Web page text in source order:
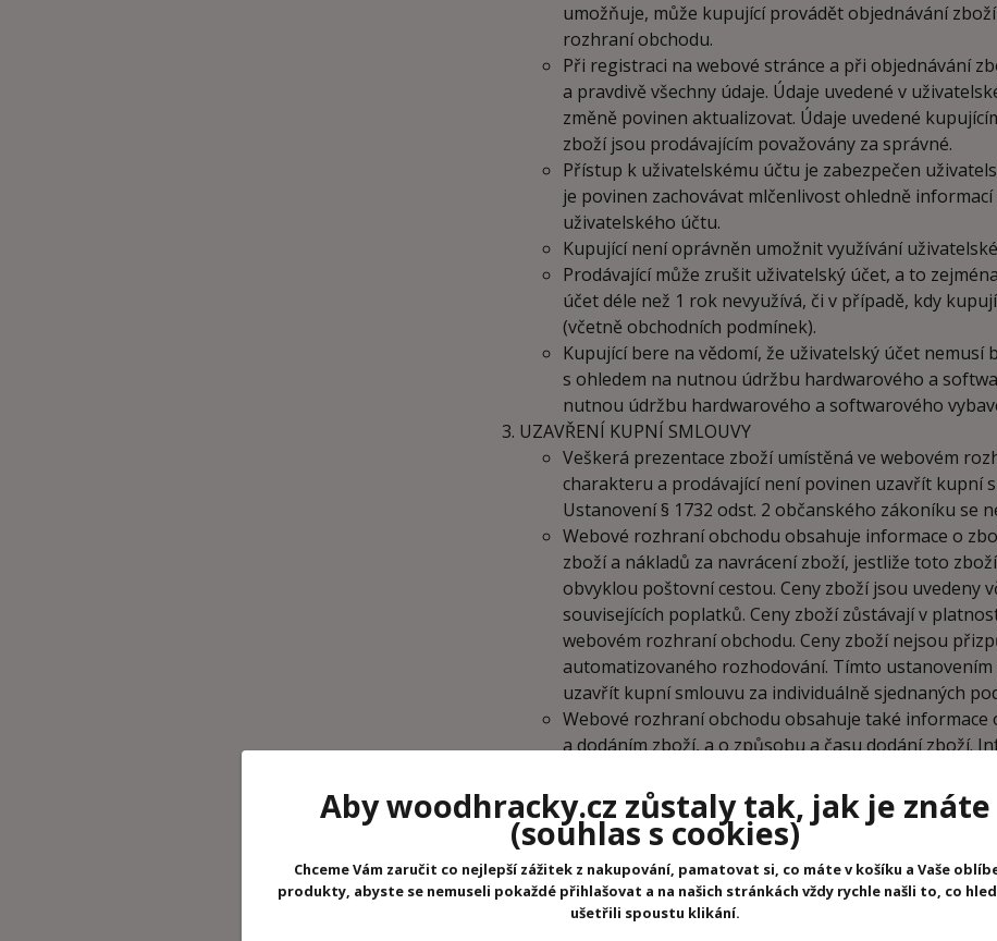
umožňuje, může kupující provádět objednávání
rozhraní obchodu.
Při registraci na webové stránce a při objednávání
a pravdivě všechny údaje. Údaje uvedené v
změně povinen aktualizovat. Údaje uvedené
zboží jsou prodávajícím považovány za správné.
Přístup k uživatelskému účtu je zabezpečen
je povinen zachovávat mlčenlivost ohledně
uživatelského účtu.
Kupující není oprávněn umožnit využívání
Prodávající může zrušit uživatelský účet, a to
účet déle než 1 rok nevyužívá, či v případě, kdy
(včetně obchodních podmínek).
Kupující bere na vědomí, že uživatelský účet
s ohledem na nutnou údržbu hardwarového a
nutnou údržbu hardwarového a softwarového
UZAVŘENÍ KUPNÍ SMLOUVY
Veškerá prezentace zboží umístěná ve webovém
charakteru a prodávající není povinen uzavřít kupní
Ustanovení § 1732 odst. 2 občanského zákoníku se
Webové rozhraní obchodu obsahuje informace o
zboží a nákladů za navrácení zboží, jestliže toto
obvyklou poštovní cestou. Ceny zboží jsou uvedeny
souvisejících poplatků. Ceny zboží zůstávají v
webovém rozhraní obchodu. Ceny zboží nejsou
automatizovaného rozhodování. Tímto
uzavřít kupní smlouvu za individuálně sjednaných
Webové rozhraní obchodu obsahuje také informace
a dodáním zboží, a o způsobu a času dodání zboží.
s balením a dodáním zboží uvedené ve webovém
kdy je zboží doručováno v rámci území České
dopravu zboží zdarma, je předpokladem vzniku
kupujícího zaplacení minimální celkové kupní ceny
ve webovém rozhraní obchodu. V případě, kdy
smlouvy kupujícím a celková kupní cena zboží, u
kupujícím, nedosahuje minimální výše, jež je
Aby woodhracky.cz zůstaly tak, jak je znáte
(souhlas s cookies)
Chceme Vám zaručit co nejlepší zážitek z nakupování, pamatovat si, co máte v košíku a Vaše
produkty, abyste se nemuseli pokaždé přihlašovat a na našich stránkách vždy rychle našli to, co
ušetřili spoustu klikání.